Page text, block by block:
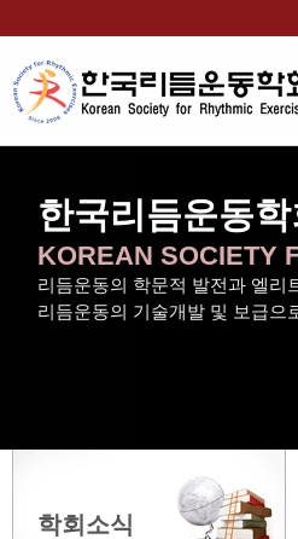
한국리듬운동학
KOREAN SOCIETY
리듬운동의 학문적 발전과 엘리
리듬운동의 기술개발 및 보급으
학회소식